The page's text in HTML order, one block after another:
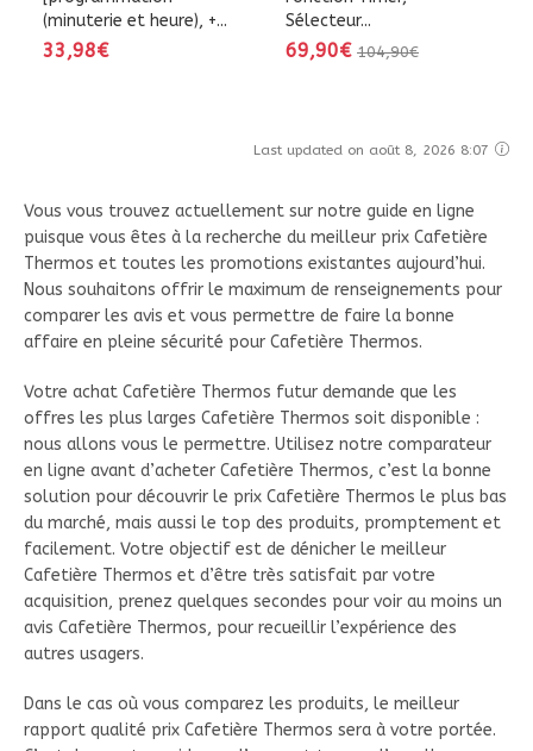
(minuterie et heure), +...
33,98€
Sélecteur...
69,90€ 104,90€
Last updated on août 8, 2026 8:07
Vous vous trouvez actuellement sur notre guide en ligne
puisque vous êtes à la recherche du meilleur prix Cafetière
Thermos et toutes les promotions existantes aujourd’hui.
Nous souhaitons offrir le maximum de renseignements pour
comparer les avis et vous permettre de faire la bonne
affaire en pleine sécurité pour Cafetière Thermos.
Votre achat Cafetière Thermos futur demande que les
offres les plus larges Cafetière Thermos soit disponible :
nous allons vous le permettre. Utilisez notre comparateur
en ligne avant d’acheter Cafetière Thermos, c’est la bonne
solution pour découvrir le prix Cafetière Thermos le plus bas
du marché, mais aussi le top des produits, promptement et
facilement. Votre objectif est de dénicher le meilleur
Cafetière Thermos et d’être très satisfait par votre
acquisition, prenez quelques secondes pour voir au moins un
avis Cafetière Thermos, pour recueillir l’expérience des
autres usagers.
Dans le cas où vous comparez les produits, le meilleur
rapport qualité prix Cafetière Thermos sera à votre portée.